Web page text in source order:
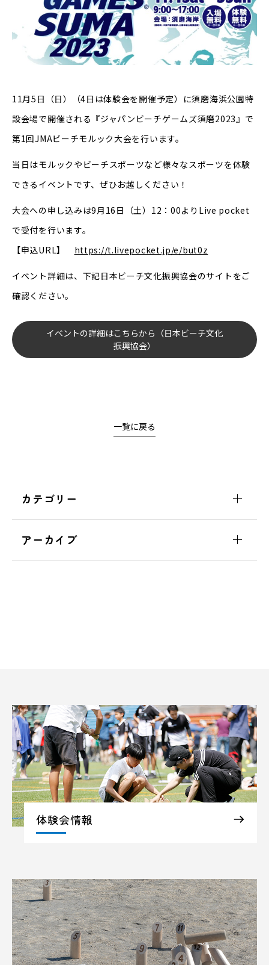
11月5日（日）（4日は体験会を開催予定）に須磨海浜公園特
設会場で開催される『ジャパンビーチゲームズ須磨2023』で
第1回JMAビーチモルック大会を行います。
当日はモルックやビーチスポーツなど様々なスポーツを体験
できるイベントです、ぜひお越しください！
大会への申し込みは9月16日（土）12：00よりLive pocket
で受付を行います。
【申込URL】 https://t.livepocket.jp/e/but0z
イベント詳細は、下記日本ビーチ文化振興協会のサイトをご
確認ください。
イベントの詳細はこちらから（日本ビーチ文化
振興協会）
一覧に戻る
カテゴリー
アーカイブ
体験会情報